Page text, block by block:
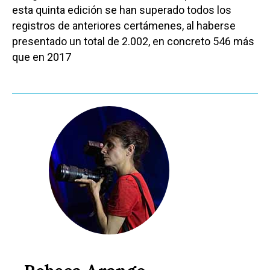
esta quinta edición se han superado todos los
registros de anteriores certámenes, al haberse
presentado un total de 2.002, en concreto 546 más
que en 2017